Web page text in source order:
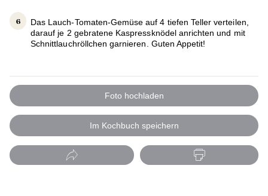
Das Lauch-Tomaten-Gemüse auf 4 tiefen Teller verteilen,
darauf je 2 gebratene Kaspressknödel anrichten und mit
Schnittlauchröllchen garnieren. Guten Appetit!
Foto hochladen
Im Kochbuch speichern